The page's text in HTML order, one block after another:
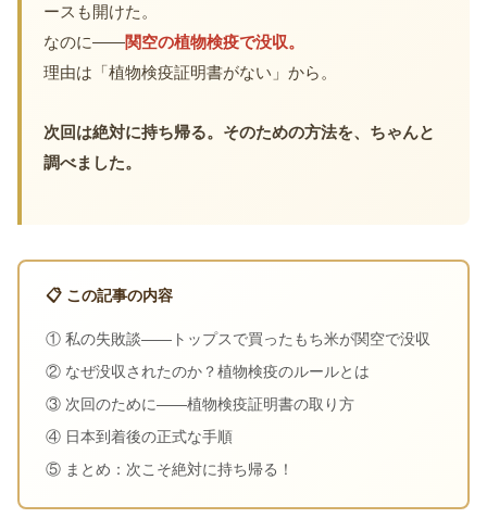
ースも開けた。
なのに——関空の植物検疫で没収。
理由は「植物検疫証明書がない」から。
次回は絶対に持ち帰る。そのための方法を、ちゃんと
調べました。
📋 この記事の内容
① 私の失敗談——トップスで買ったもち米が関空で没収
② なぜ没収されたのか？植物検疫のルールとは
③ 次回のために——植物検疫証明書の取り方
④ 日本到着後の正式な手順
⑤ まとめ：次こそ絶対に持ち帰る！